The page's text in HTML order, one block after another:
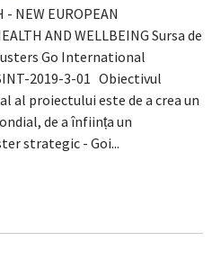
NEW EUROPEAN
AND WELLBEING Sursa de
Go International
2019-3-01 Obiectivul
al proiectului este de a crea un
de a înființa un
strategic - Goi...